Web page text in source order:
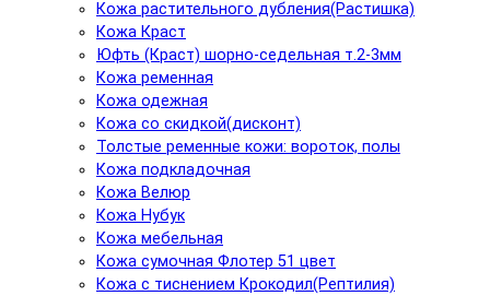
Кожа растительного дубления(Растишка)
Кожа Краст
Юфть (Краст) шорно-седельная т.2-3мм
Кожа ременная
Кожа одежная
Кожа со скидкой(дисконт)
Толстые ременные кожи: вороток, полы
Кожа подкладочная
Кожа Велюр
Кожа Нубук
Кожа мебельная
Кожа сумочная Флотер 51 цвет
Кожа с тиснением Крокодил(Рептилия)